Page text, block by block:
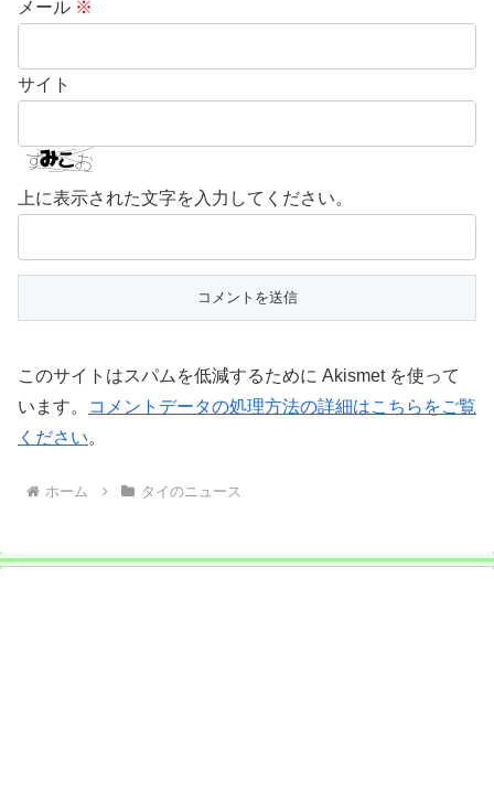
メール ※
サイト
上に表示された文字を入力してください。
このサイトはスパムを低減するために Akismet を使って
います。
コメントデータの処理方法の詳細はこちらをご覧
ください。
ホーム タイのニュース